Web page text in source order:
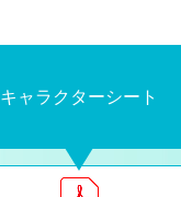
キャラクターシート